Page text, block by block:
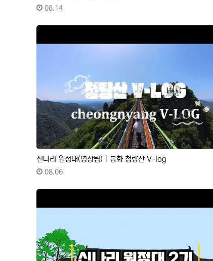
등록일
08.14
신나리 원정대(영상팀)｜봉화 청량산 V-log
등록일
08.06